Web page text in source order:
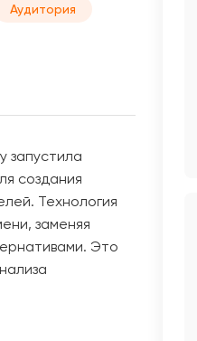
Аудитория
запустила
создания
Технология
заменяя
Это